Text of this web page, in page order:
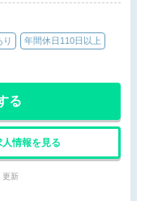
り 年間休日110日以上
る
人情報を見る
更新